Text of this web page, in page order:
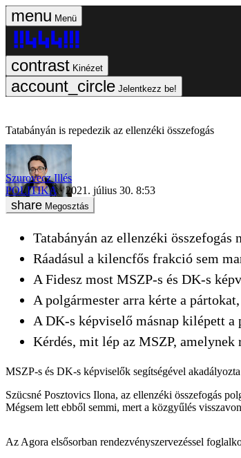
Menü
Kinézet
Jelentkezz be!
Tatabányán is repedezik az ellenzéki összefogás
Szurovecz Illés
POLITIKA
2021. július 30. 8:53
Megosztás
Tatabányán az ellenzéki
Ráadásul a kilencfős frakció sem
A Fidesz most MSZP-s és DK-s
A polgármester arra kérte a
A DK-s képviselő másnap kilépett
Kérdés, mit lép az MSZP,
MSZP-s és DK-s képviselők segítségével
Szücsné Posztovics Ilona, az ellenzéki összefogás
Mégsem lett ebből semmi, mert a közgyűlés
Az Agora elsősorban rendezvényszervezéssel